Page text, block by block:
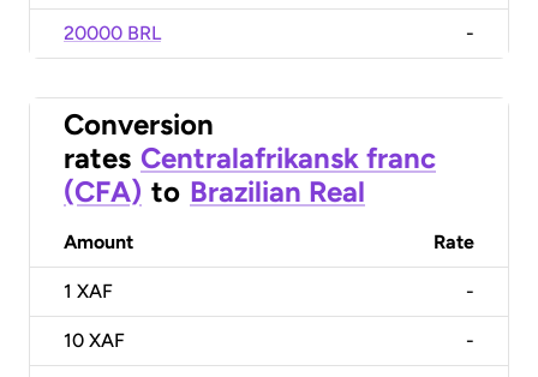
20000 BRL -
Conversion
rates Centralafrikansk franc
(CFA) to Brazilian Real
Amount Rate
1 XAF -
10 XAF -